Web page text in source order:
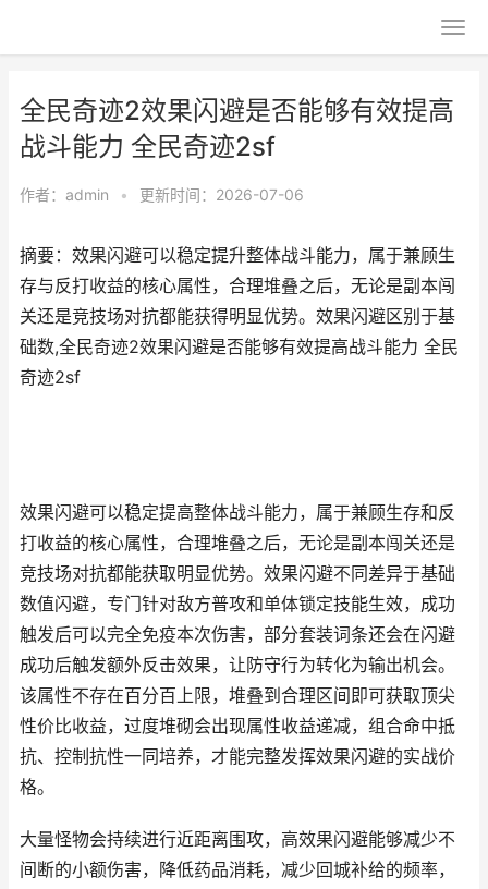
全民奇迹2效果闪避是否能够有效提高
战斗能力 全民奇迹2sf
作者： admin • 更新时间：2026-07-06
摘要：效果闪避可以稳定提升整体战斗能力，属于兼顾生
存与反打收益的核心属性，合理堆叠之后，无论是副本闯
关还是竞技场对抗都能获得明显优势。效果闪避区别于基
础数,全民奇迹2效果闪避是否能够有效提高战斗能力 全民
奇迹2sf
效果闪避可以稳定提高整体战斗能力，属于兼顾生存和反
打收益的核心属性，合理堆叠之后，无论是副本闯关还是
竞技场对抗都能获取明显优势。效果闪避不同差异于基础
数值闪避，专门针对敌方普攻和单体锁定技能生效，成功
触发后可以完全免疫本次伤害，部分套装词条还会在闪避
成功后触发额外反击效果，让防守行为转化为输出机会。
该属性不存在百分百上限，堆叠到合理区间即可获取顶尖
性价比收益，过度堆砌会出现属性收益递减，组合命中抵
抗、控制抗性一同培养，才能完整发挥效果闪避的实战价
格。
大量怪物会持续进行近距离围攻，高效果闪避能够减少不
间断的小额伤害，降低药品消耗，减少回城补给的频率，